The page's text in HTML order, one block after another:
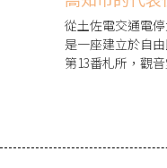
從土佐電交通電
是一座建立於自
第13番札所，觀
為能實現願望的
札」即可實現。